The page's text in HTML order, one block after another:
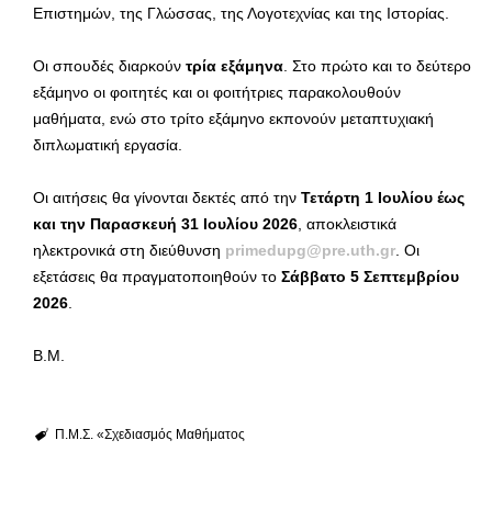
Επιστημών, της Γλώσσας, της Λογοτεχνίας και της Ιστορίας.
Οι σπουδές διαρκούν τρία εξάμηνα. Στο πρώτο και το δεύτερο
εξάμηνο οι φοιτητές και οι φοιτήτριες παρακολουθούν
μαθήματα, ενώ στο τρίτο εξάμηνο εκπονούν μεταπτυχιακή
διπλωματική εργασία.
Οι αιτήσεις θα γίνονται δεκτές από την Τετάρτη 1 Ιουλίου έως
και την Παρασκευή 31 Ιουλίου 2026, αποκλειστικά
ηλεκτρονικά στη διεύθυνση primedupg@pre.uth.gr. Οι
εξετάσεις θα πραγματοποιηθούν το Σάββατο 5 Σεπτεμβρίου
2026.
Β.Μ.
Π.Μ.Σ. «Σχεδιασμός Μαθήματος